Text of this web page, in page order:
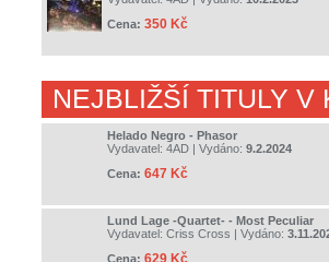
Cena: 350 Kč
NEJBLIŽŠÍ TITULY V
Helado Negro - Phasor
Vydavatel: 4AD | Vydáno: 9.2.2024
Cena: 647 Kč
Lund Lage -Quartet- - Most Peculiar
Vydavatel: Criss Cross | Vydáno:
Cena: 629 Kč